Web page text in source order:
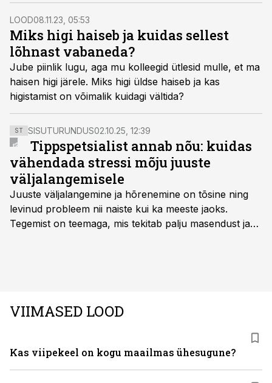
LOOD08.11.23, 05:53
Miks higi haiseb ja kuidas sellest
lõhnast vabaneda?
Jube piinlik lugu, aga mu kolleegid ütlesid mulle, et ma
haisen higi järele. Miks higi üldse haiseb ja kas
higistamist on võimalik kuidagi vältida?
ST SISUTURUNDUS02.10.25, 12:39
Tippspetsialist annab nõu: kuidas
vähendada stressi mõju juuste
väljalangemisele
Juuste väljalangemine ja hõrenemine on tõsine ning
levinud probleem nii naiste kui ka meeste jaoks.
Tegemist on teemaga, mis tekitab palju masendust ja
VIIMASED LOOD
Kas viipekeel on kogu maailmas ühesugune?